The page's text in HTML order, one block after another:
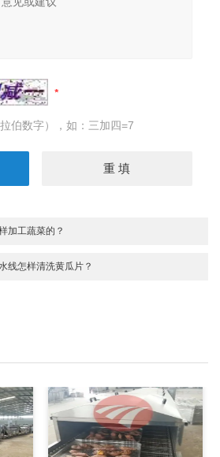
伯数字），如：三加四=7
加工蔬菜的？
线怎样清洗黄瓜片？